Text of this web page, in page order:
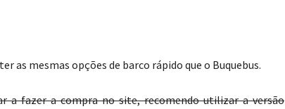
as mesmas opções de barco rápido que o Buquebus.
fazer a compra no site, recomendo utilizar a versão